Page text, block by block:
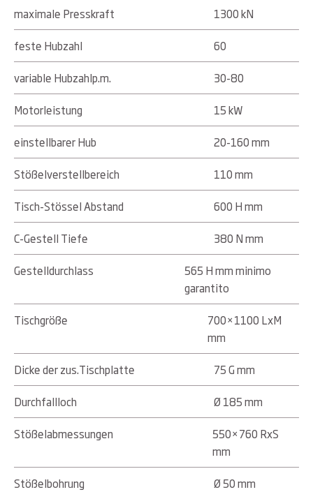
maximale Presskraft
1300 kN
feste Hubzahl
60
variable Hubzahlp.m.
30-80
Motorleistung
15 kW
einstellbarer Hub
20-160 mm
Stößelverstellbereich
110 mm
Tisch-Stössel Abstand
600 H mm
C-Gestell Tiefe
380 N mm
Gestelldurchlass
565 H mm minimo
garantito
Tischgröße
700×1100 LxM
mm
Dicke der zus.Tischplatte
75 G mm
Durchfallloch
Ø 185 mm
Stößelabmessungen
550×760 RxS
mm
Stößelbohrung
Ø 50 mm